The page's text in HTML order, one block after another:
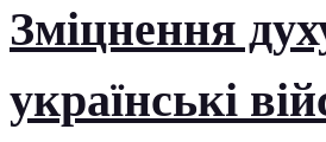
Зміцнення
українські